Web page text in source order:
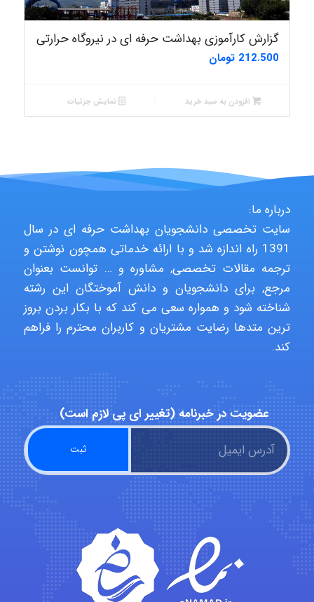
گزارش کارآموزی بهداشت حرفه ای در نیروگاه حرارتی
212.500 تومان
افزودن به سبد خرید نمایش جزئیات
درباره ما:
سایت تخصصی دانشجویان بهداشت حرفه ای در سال
1391 راه اندازه شد و با ارائه خدماتی همچون نوشتن و
ترجمه مقالات تخصصی, مشاوره و … توانست بعنوان
مرجع, برای دانشجویان و دانش آموختگان این رشته
شناخته شود و همواره سعی می کند که با بکار بردن بروز
ترین متدها رضایت مشتریان و کاربران محترم را فراهم
کند.
عضویت در خبرنامه (تغییر ای پی لازم است)